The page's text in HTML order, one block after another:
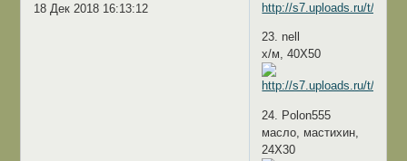
18 Дек 2018 16:13:12
23. nell
х/м, 40Х50
24. Polon555
масло, мастихин,
24Х30